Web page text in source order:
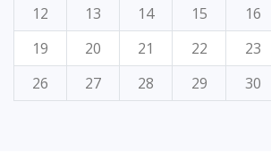
12
13 14 15 16
19
20 21 22 23
26
27 28 29 30